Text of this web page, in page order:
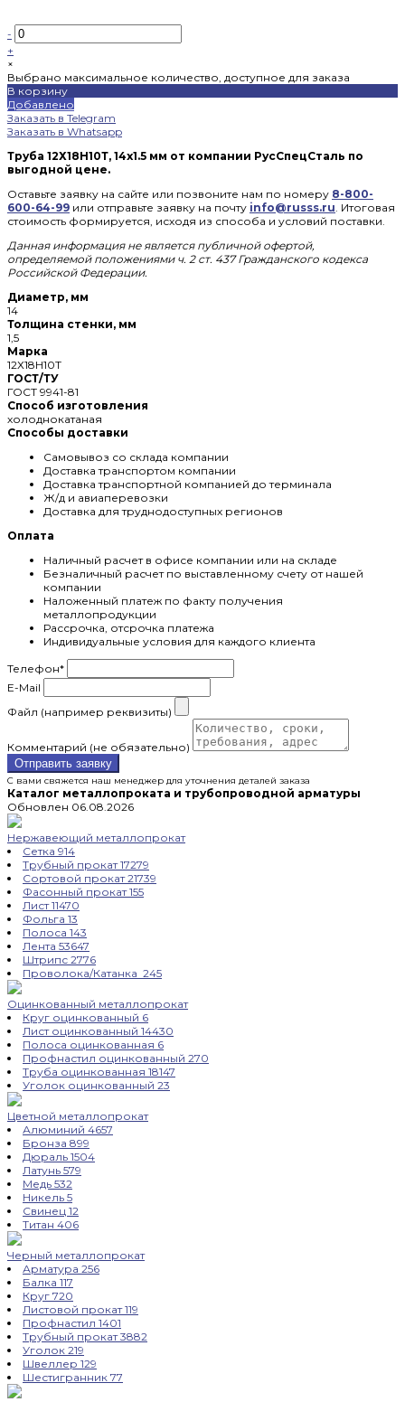
-
+
×
Выбрано максимальное количество, доступное для заказа
В корзину
Добавлено
Заказать в Telegram
Заказать в Whatsapp
Труба 12Х18Н10Т, 14х1.5 мм от компании РусСпецСталь по
выгодной цене.
Оставьте заявку на сайте или позвоните нам по номеру 8-800-
600-64-99 или отправьте заявку на почту info@russs.ru. Итоговая
стоимость формируется, исходя из способа и условий поставки.
Данная информация не является публичной офертой,
определяемой положениями ч. 2 ст. 437 Гражданского кодекса
Российской Федерации.
Диаметр, мм
14
Толщина стенки, мм
1,5
Марка
12Х18Н10Т
ГОСТ/ТУ
ГОСТ 9941-81
Способ изготовления
холоднокатаная
Способы доставки
Самовывоз со склада компании
Доставка транспортом компании
Доставка транспортной компанией до терминала
Ж/д и авиаперевозки
Доставка для труднодоступных регионов
Оплата
Наличный расчет в офисе компании или на складе
Безналичный расчет по выставленному счету от нашей
компании
Наложенный платеж по факту получения
металлопродукции
Рассрочка, отсрочка платежа
Индивидуальные условия для каждого клиента
Телефон*
E-Mail
Файл (например реквизиты)
Комментарий (не обязательно)
Отправить заявку
С вами свяжется наш менеджер для уточнения деталей заказа
Каталог металлопроката и трубопроводной арматуры
Обновлен 06.08.2026
Нержавеющий металлопрокат
Сетка 914
Трубный прокат17279
Сортовой прокат21739
Фасонный прокат155
Лист11470
Фольга 13
Полоса 143
Лента 53647
Штрипс 2776
Проволока/Катанка 245
Оцинкованный металлопрокат
Круг оцинкованный 6
Лист оцинкованный 14430
Полоса оцинкованная 6
Профнастил оцинкованный 270
Труба оцинкованная 18147
Уголок оцинкованный 23
Цветной металлопрокат
Алюминий 4657
Бронза 899
Дюраль 1504
Латунь 579
Медь 532
Никель 5
Свинец 12
Титан 406
Черный металлопрокат
Арматура 256
Балка 117
Круг 720
Листовой прокат119
Профнастил 1401
Трубный прокат3882
Уголок 219
Швеллер 129
Шестигранник 77